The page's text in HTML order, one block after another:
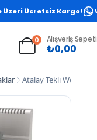
Ücretsiz Kargo!
0 Alışveriş Sepeti
₺0,00
Atalay Tekli Wok